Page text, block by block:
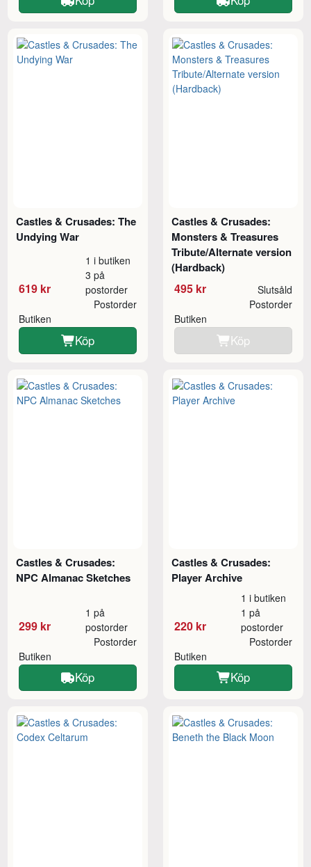
Castles & Crusades: The
Undying War
619 kr
1 i butiken
3 på
postorder
Butiken
Postorder
Köp
Castles & Crusades:
Monsters & Treasures
Tribute/Alternate version
(Hardback)
495 kr Slutsåld
Butiken
Postorder
Köp
Castles & Crusades:
NPC Almanac Sketches
299 kr
1 på
postorder
Butiken
Postorder
Köp
Castles & Crusades:
Player Archive
220 kr
1 i butiken
1 på
postorder
Butiken
Postorder
Köp